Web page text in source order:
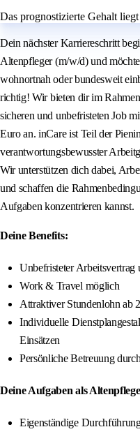
Das prognostizierte Gehalt
Dein nächster Karriereschritt
Altenpfleger (m/w/d) und
wohnortnah oder bundesweit
richtig! Wir bieten dir im
sicheren und unbefristeten Job
Euro an. inCare ist Teil der
verantwortungsbewusster
Wir unterstützen dich dabei,
und schaffen die
Aufgaben konzentrieren kannst.
Deine Benefits:
Unbefristeter Arbeitsvertrag
Work & Travel möglich
Attraktiver Stundenlohn ab
Individuelle
Einsätzen
Persönliche Betreuung
Deine Aufgaben als
Eigenständige